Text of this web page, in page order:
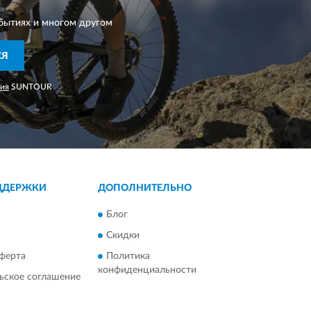
и многом другом
SUNTOUR
соглашение
ДОПОЛНИТЕЛЬНО
Блог
Скидки
Политика
конфиденциальности